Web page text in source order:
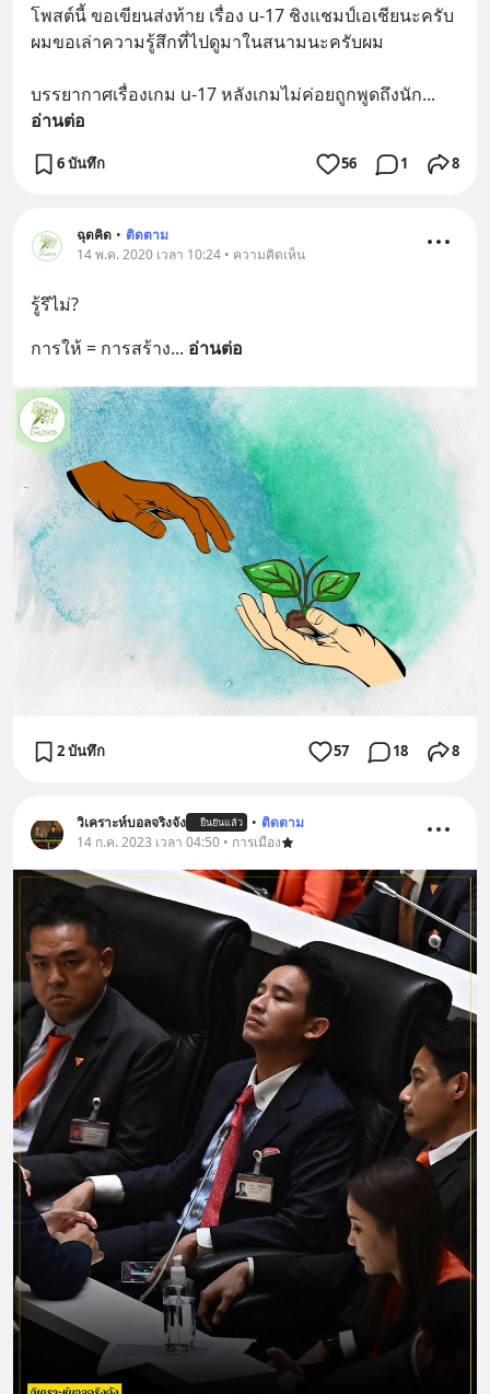
โพสต์นี้ ขอเขียนส่งท้าย เรื่อง u-17 ชิงแชมป์เอเชียนะครับ
ผมขอเล่าความรู้สึกที่ไปดูมาในสนามนะครับผม
บรรยากาศเรื่องเกม u-17 หลังเกมไม่ค่อยถูกพูดถึงนัก
อ่านต่อ
6 บันทึก 56 1 8
ฉุดคิด • ติดตาม
14 พ.ค. 2020 เวลา 10:24 • ความคิดเห็น
รู้รึไม่?
การให้ = การสร้าง... อ่านต่อ
2 บันทึก 57 18 8
วิเคราะห์บอลจริงจัง ยืนยันแล้ว • ติดตาม
14 ก.ค. 2023 เวลา 04:50 • การเมือง